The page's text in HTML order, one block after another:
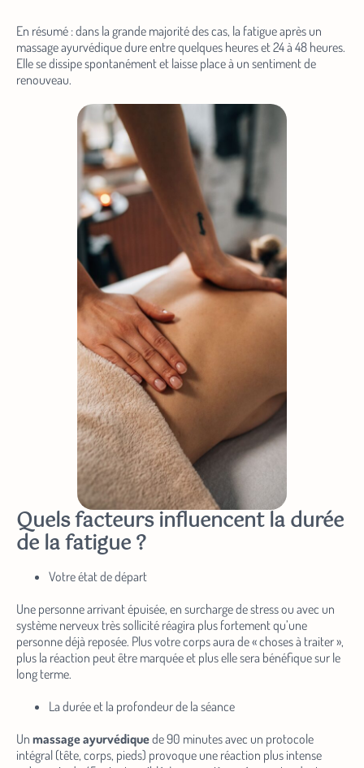
En résumé : dans la grande majorité des cas, la fatigue après un
massage ayurvédique dure entre quelques heures et 24 à 48 heures.
Elle se dissipe spontanément et laisse place à un sentiment de
renouveau.
Quels facteurs influencent la durée
de la fatigue ?
Votre état de départ
Une personne arrivant épuisée, en surcharge de stress ou avec un
système nerveux très sollicité réagira plus fortement qu’une
personne déjà reposée. Plus votre corps aura de « choses à traiter »,
plus la réaction peut être marquée et plus elle sera bénéfique sur le
long terme.
La durée et la profondeur de la séance
Un massage ayurvédiquede 90 minutes avec un protocole
intégral (tête, corps, pieds) provoque une réaction plus intense
Abonnez-vous à notre newsletter
Bénéficiez de
actualités et les coulisses de la maison, l’arrivée des nouveautés et
Entrez